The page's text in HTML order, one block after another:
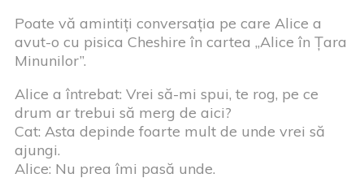
Poate vă amintiți conversația pe care Alice a
avut-o cu pisica Cheshire în cartea „Alice în Țara
Minunilor”.
Alice a întrebat: Vrei să-mi spui, te rog, pe ce
drum ar trebui să merg de aici?
Cat: Asta depinde foarte mult de unde vrei să
ajungi.
Alice: Nu prea îmi pasă unde.